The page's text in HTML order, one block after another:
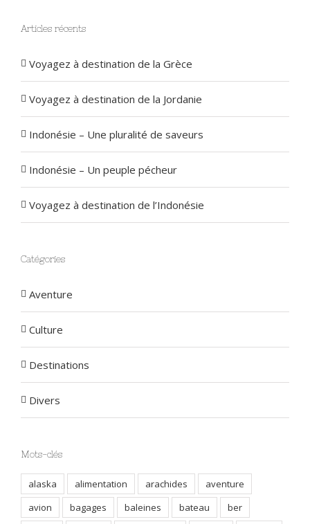
Articles récents
Voyagez à destination de la Grèce
Voyagez à destination de la Jordanie
Indonésie – Une pluralité de saveurs
Indonésie – Un peuple pécheur
Voyagez à destination de l’Indonésie
Catégories
Aventure
Culture
Destinations
Divers
Mots-clés
alaska alimentation arachides
aventure
avion
bagages baleines bateau
ber